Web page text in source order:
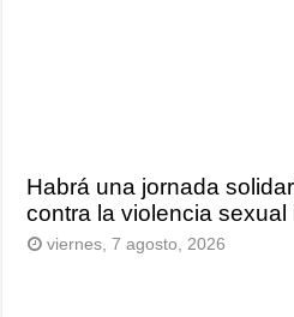
Habrá una jornada
contra la violencia sexual
viernes, 7 agosto, 2026